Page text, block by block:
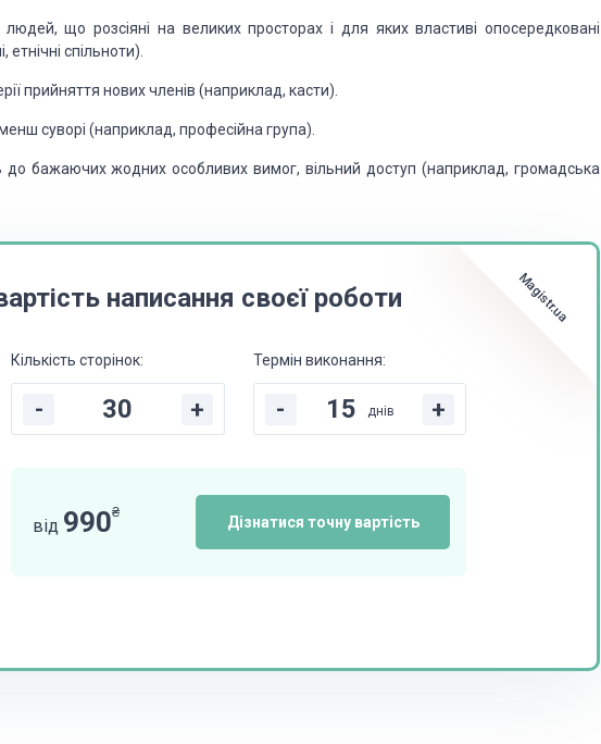
що розсіяні на великих просторах і для яких властиві опосередковані
етнічні спільноти).
прийняття нових членів (наприклад, касти).
суворі (наприклад, професійна група).
до бажаючих жодних особливих вимог, вільний доступ (наприклад, громадська
Magistr.ua
написання своєї роботи
Кількість сторінок:
- +
Термін виконання:
- днів +
від 990₴
Дізнатися точну вартість